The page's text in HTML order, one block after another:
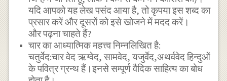
यदि आपको यह लेख पसंद आया है, तो कृपया इस शब्द का
प्रसार करें और दूसरों को इसे खोजने में मदद करें।
और पढ़ना चाहते हैं?
चार का आध्यात्मिक महत्त्व निम्नलिखित है:
चतुर्वेद:चार वेद ऋग्वेद, सामवेद, यजुर्वेद,अथर्ववेद हिन्दुओं
के पवित्र ग्रन्थ हैं।इनसे सम्पूर्ण वैदिक साहित्य का बोध